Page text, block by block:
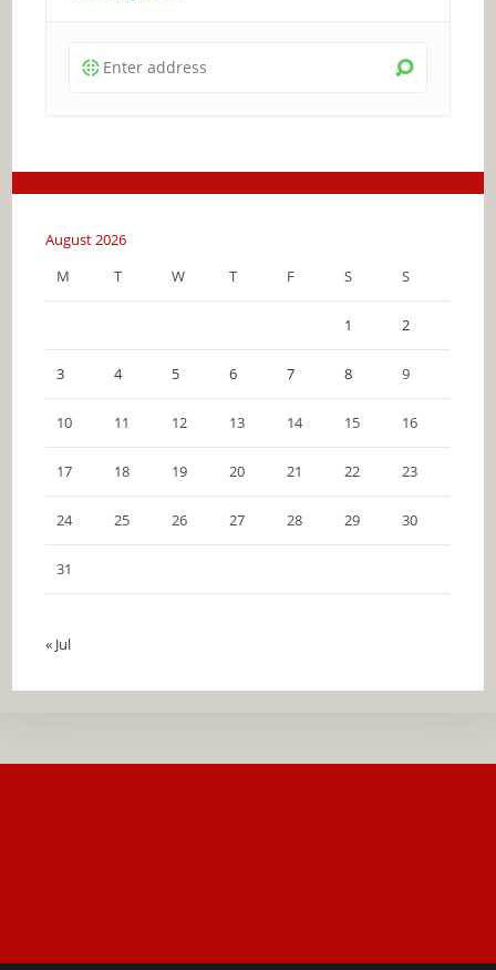
August 2026
M
T W T F S S
1 2
3 4 5 6 7 8 9
10 11 12 13 14 15 16
17 18 19 20 21 22 23
24 25 26 27 28 29 30
31
« Jul